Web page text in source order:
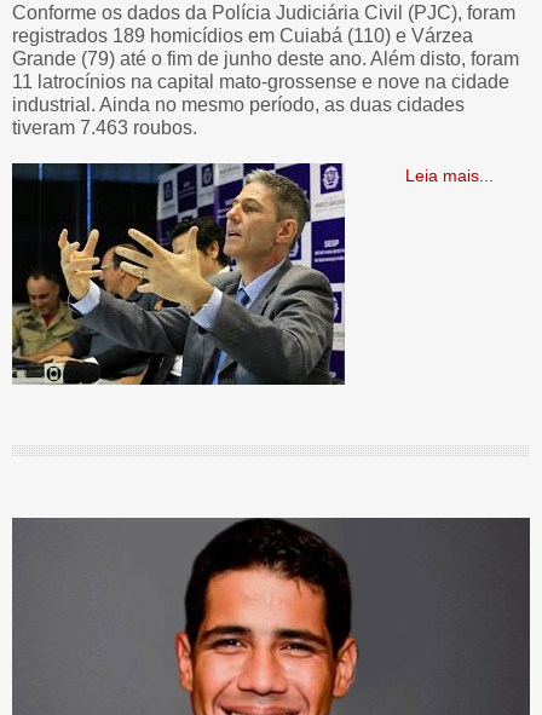
Conforme os dados da Polícia Judiciária Civil (PJC), foram
registrados 189 homicídios em Cuiabá (110) e Várzea
Grande (79) até o fim de junho deste ano. Além disto, foram
11 latrocínios na capital mato-grossense e nove na cidade
industrial. Ainda no mesmo período, as duas cidades
tiveram 7.463 roubos.
Leia mais...